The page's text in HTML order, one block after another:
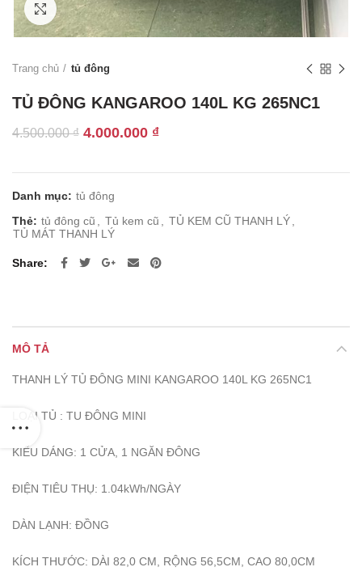
Click to enlarge
Trang chủ tủ đông
TỦ ĐÔNG KANGAROO 140L KG 265NC1
4.500.000₫ Giá
4.000.000 ₫Giá
Danh mục: tủ đông
Thẻ: tủ đông cũ Tủ kem cũ TỦ KEM CŨ THANH LÝ
TỦ MÁT THANH LÝ
Share
MÔ TẢ
THANH LÝ TỦ ĐÔNG MINI KANGAROO 140L KG 265NC1
LOẠI TỦ : TU ĐÔNG MINI
KIỂU DÁNG: 1 CỬA, 1 NGĂN ĐÔNG
ĐIỆN TIÊU THỤ: 1.04kWh/NGÀY
DÀN LẠNH: ĐỒNG
KÍCH THƯỚC: DÀI 82,0 CM, RỘNG 56,5CM, CAO 80,0CM